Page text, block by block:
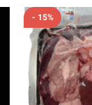
- 15%